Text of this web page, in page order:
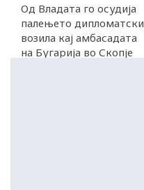
Од Владата го осудија
палењето дипломатски
возила кај амбасадата
на Бугарија во Скопје